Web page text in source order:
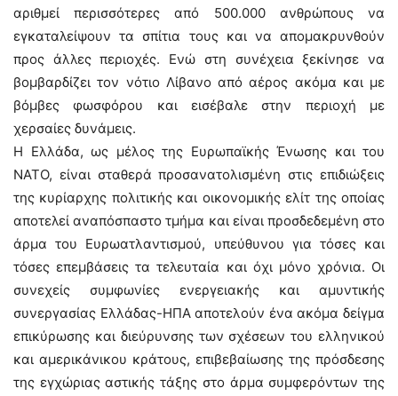
αριθμεί περισσότερες από 500.000 ανθρώπους να
εγκαταλείψουν τα σπίτια τους και να απομακρυνθούν
προς άλλες περιοχές. Ενώ στη συνέχεια ξεκίνησε να
βομβαρδίζει τον νότιο Λίβανο από αέρος ακόμα και με
βόμβες φωσφόρου και εισέβαλε στην περιοχή με
χερσαίες δυνάμεις.
Η Ελλάδα, ως μέλος της Ευρωπαϊκής Ένωσης και του
ΝΑΤΟ, είναι σταθερά προσανατολισμένη στις επιδιώξεις
της κυρίαρχης πολιτικής και οικονομικής ελίτ της οποίας
αποτελεί αναπόσπαστο τμήμα και είναι προσδεδεμένη στο
άρμα του Ευρωατλαντισμού, υπεύθυνου για τόσες και
τόσες επεμβάσεις τα τελευταία και όχι μόνο χρόνια. Οι
συνεχείς συμφωνίες ενεργειακής και αμυντικής
συνεργασίας Ελλάδας-ΗΠΑ αποτελούν ένα ακόμα δείγμα
επικύρωσης και διεύρυνσης των σχέσεων του ελληνικού
και αμερικάνικου κράτους, επιβεβαίωσης της πρόσδεσης
της εγχώριας αστικής τάξης στο άρμα συμφερόντων της